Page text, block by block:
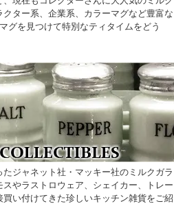
クター系、企業系、カラーマグなど豊富な
グを見つけて特別なティタイムをどう
ジャネット社・マッキー社のミルクガラ
スやラストロウェア、シェイカー、トレー
買い付けてきた珍しいキッチン雑貨をご紹